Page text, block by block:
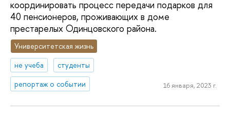
координировать процесс передачи подарков для
40 пенсионеров, проживающих в доме
престарелых Одинцовского района.
Университетская жизнь
не учеба
студенты
репортаж о событии
16 января, 2023 г.